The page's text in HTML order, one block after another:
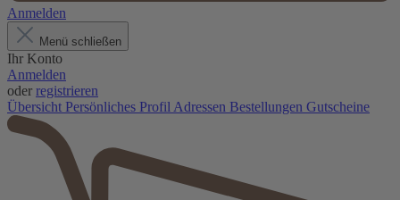
Anmelden
Menü schließen
Ihr Konto
Anmelden
oder registrieren
Übersicht Persönliches Profil Adressen Bestellungen Gutscheine